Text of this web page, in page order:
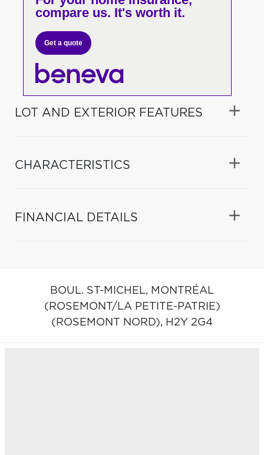
compare us. It's worth it.
Get a quote
LOT AND EXTERIOR FEATURES
CHARACTERISTICS
FINANCIAL DETAILS
BOUL. ST-MICHEL, MONTRÉAL
(ROSEMONT/LA PETITE-PATRIE)
(ROSEMONT NORD), H2Y 2G4